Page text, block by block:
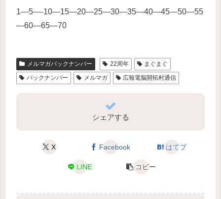
1—5—-10—15—20—25—30—35—40—45—50—55
—60—65—70
メルマガバックナンバー 22周年
まぐまぐ
バックナンバー
メルマガ 広報電脳開拓村通信
シェアする
X Facebook はてブ
LINE コピー